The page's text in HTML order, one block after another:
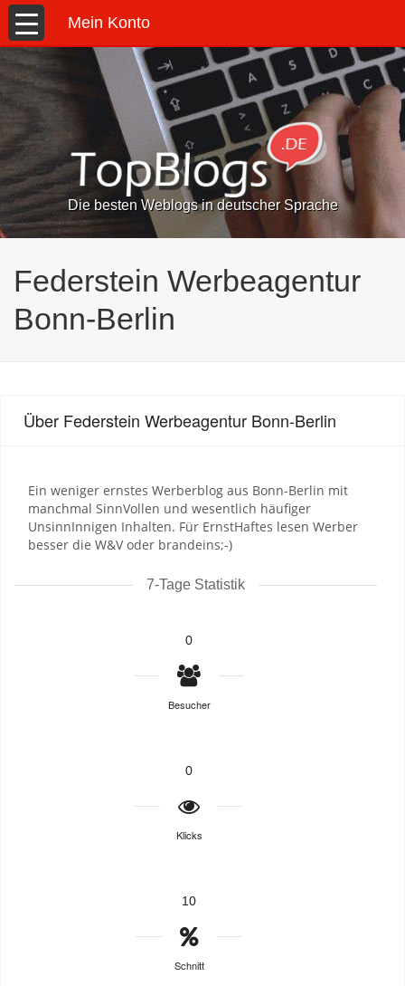
Mein Konto
Die besten Weblogs in deutscher Sprache
Federstein Werbeagentur
Bonn-Berlin
Über Federstein Werbeagentur Bonn-Berlin
Ein weniger ernstes Werberblog aus Bonn-Berlin mit
manchmal SinnVollen und wesentlich häufiger
UnsinnInnigen Inhalten. Für ErnstHaftes lesen Werber
besser die W&V oder brandeins;-)
7-Tage Statistik
0
Besucher
0
Klicks
10
Schnitt